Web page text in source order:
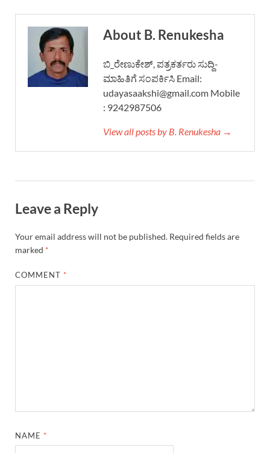
About B. Renukesha
ಬಿ_ರೇಣುಕೇಶ್, ಪತ್ರಕರ್ತರು ಸುದ್ದಿ-
ಮಾಹಿತಿಗೆ ಸಂಪರ್ಕಿಸಿ Email:
udayasaakshi@gmail.com Mobile
: 9242987506
View all posts by B. Renukesha →
Leave a Reply
Your email address will not be published. Required fields are
marked *
COMMENT *
NAME *